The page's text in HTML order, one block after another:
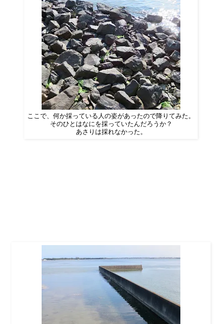
ここで、何か採っている人の姿があったので降りてみた。
そのひとはなにを採っていたんだろうか？
あさりは採れなかった。